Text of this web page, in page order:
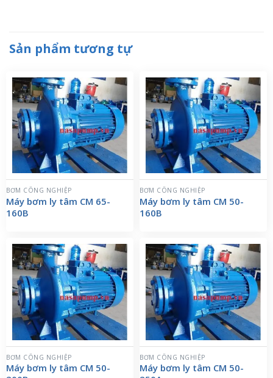
Sản phẩm tương tự
BƠM CÔNG NGHIỆP
Máy bơm ly tâm CM 65-
160B
BƠM CÔNG NGHIỆP
Máy bơm ly tâm CM 50-
160B
BƠM CÔNG NGHIỆP
Máy bơm ly tâm CM 50-
BƠM CÔNG NGHIỆP
Máy bơm ly tâm CM 50-